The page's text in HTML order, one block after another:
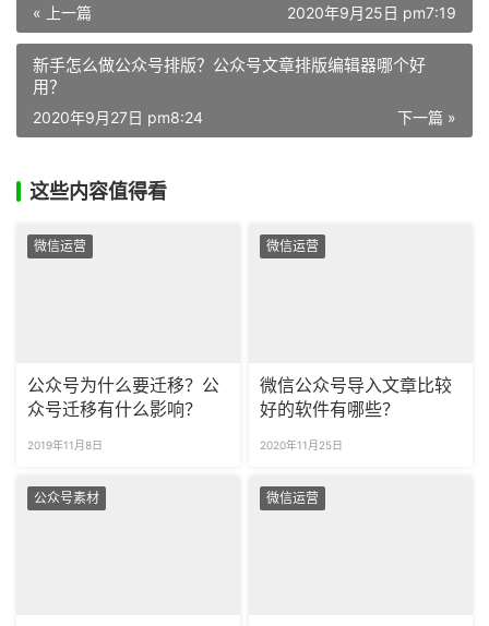
« 上一篇 2020年9月25日 pm7:19
新手怎么做公众号排版？公众号文章排版编辑器哪个好
用？
下一篇 »
2020年9月27日 pm8:24
这些内容值得看
微信运营
公众号为什么要迁移？公
众号迁移有什么影响？
2019年11月8日
微信运营
微信公众号导入文章比较
好的软件有哪些？
2020年11月25日
公众号素材 微信运营